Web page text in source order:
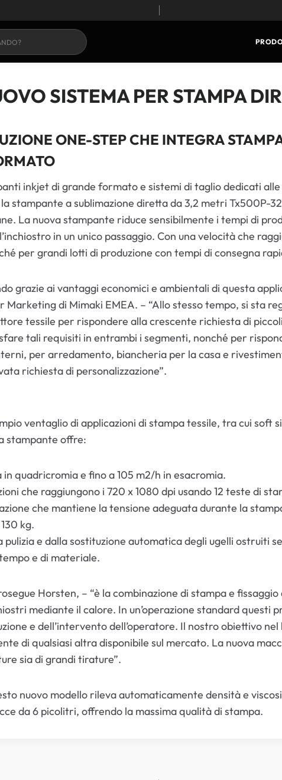
SISTEMA PER STAMPA
ONE-STEP CHE INTEGRA
inkjet di grande formato e sistemi di taglio dedicati
stampante a sublimazione diretta da 3,2 metri Tx500P-
La nuova stampante riduce sensibilmente i tempi di
in un unico passaggio. Con una velocità che
per grandi lotti di produzione con tempi di consegna
grazie ai vantaggi economici e ambientali di questa
di Mimaki EMEA. – “Allo stesso tempo, si sta
tessile per rispondere alla crescente richiesta di
tali requisiti in entrambi i segmenti, nonché per
per arredamento, biancheria per la casa e
richiesta di personalizzazione”.
ventaglio di applicazioni di stampa tessile, tra cui soft
stampante offre:
quadricromia e fino a 105 m2/h in esacromia.
che raggiungono i 720 x 1080 dpi usando 12 teste di
che mantiene la tensione adeguata durante la
kg.
e dalla sostituzione automatica degli ugelli ostruiti
e di materiale.
Horsten, – “è la combinazione di stampa e
mediante il calore. In un’operazione standard questi
e dell’intervento dell’operatore. Il nostro obiettivo
di qualsiasi altra disponibile sul mercato. La nuova
sia di grandi tirature”.
nuovo modello rileva automaticamente densità e
da 6 picolitri, offrendo la massima qualità di stampa.